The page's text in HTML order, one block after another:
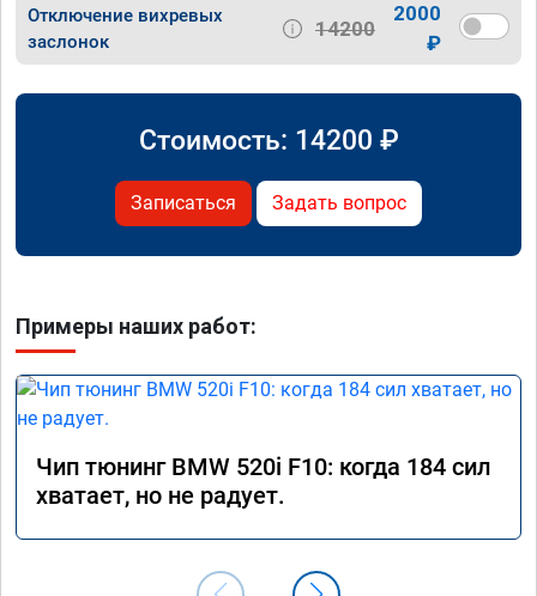
Отключение вихревых
заслонок
14200
2000
₽
Стоимость: 14200 ₽
Записаться Задать вопрос
Примеры наших работ:
Чип тюнинг BMW 520i F10: когда 184 сил
хватает, но не радует.